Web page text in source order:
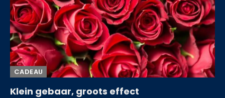
CADEAU
Klein gebaar, groots effect